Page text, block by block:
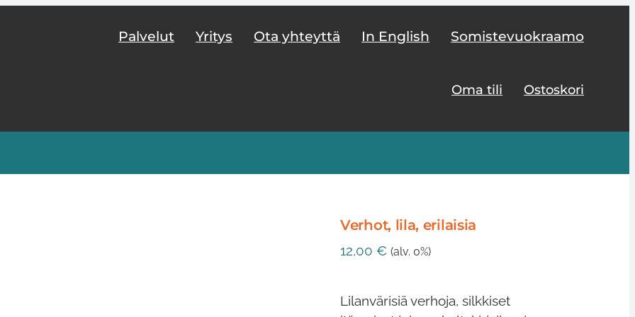
Palvelut Yritys Ota yhteyttä In English Somistevuokraamo
Oma tili Ostoskori
Verhot, lila, erilaisia
12,00 € (alv. 0%)
Lilanvärisiä verhoja, silkkiset